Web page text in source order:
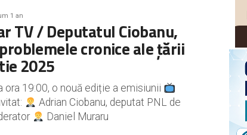
1 an
TV / Deputatul Ciobanu,
cronice ale țării
2025
ora 19:00, o nouă ediție a emisiunii
Adrian Ciobanu, deputat PNL de
Daniel Muraru